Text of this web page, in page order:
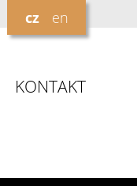
cz en
KONTAKT